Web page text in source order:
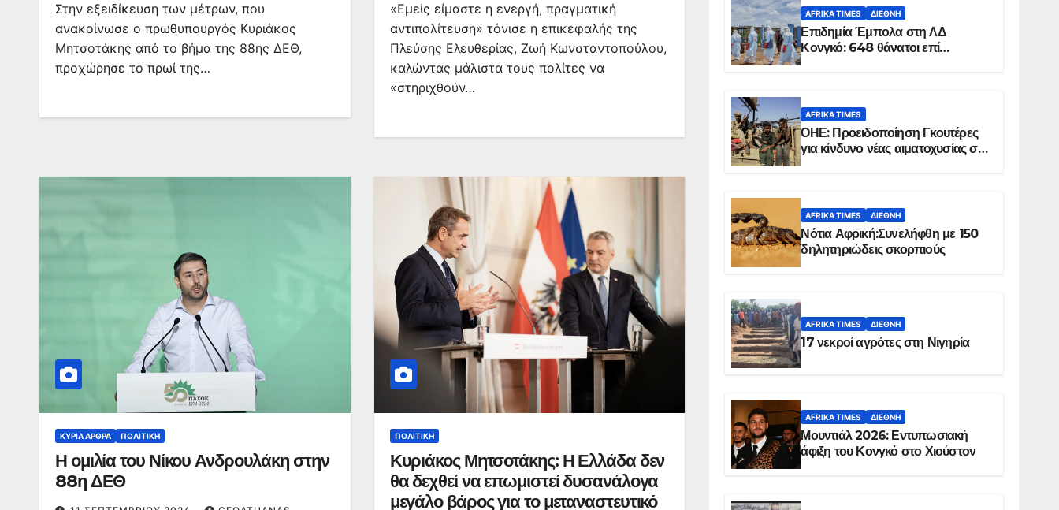
Στην εξειδίκευση των μέτρων, που
ανακοίνωσε ο πρωθυπουργός Κυριάκος
Μητσοτάκης από το βήμα της 88ης ΔΕΘ,
προχώρησε το πρωί της…
«Εμείς είμαστε η ενεργή, πραγματική
αντιπολίτευση» τόνισε η επικεφαλής της
Πλεύσης Ελευθερίας, Ζωή Κωνσταντοπούλου,
καλώντας μάλιστα τους πολίτες να
«στηριχθούν…
ΚΥΡΙΑ ΑΡΘΡΑ ΠΟΛΙΤΙΚΉ
Η ομιλία του Νίκου Ανδρουλάκη στην
88η ΔΕΘ
ΠΟΛΙΤΙΚΉ
Κυριάκος Μητσοτάκης: Η Ελλάδα δεν
θα δεχθεί να επωμιστεί δυσανάλογα
μεγάλο βάρος για το μεταναστευτικό
AFRIKA TIMES ΔΙΕΘΝΉ
Επιδημία Έμπολα στη ΛΔ
Κονγκό: 648 θάνατοι επί
AFRIKA TIMES
ΟΗΕ: Προειδοποίηση Γκουτέρες
για κίνδυνο νέας αιματοχυσίας στο
AFRIKA TIMES ΔΙΕΘΝΉ
Νότια Αφρική:Συνελήφθη με 150
δηλητηριώδεις σκορπιούς
AFRIKA TIMES ΔΙΕΘΝΉ
17 νεκροί αγρότες στη Νιγηρία
AFRIKA TIMES ΔΙΕΘΝΉ
Μουντιάλ 2026: Εντυπωσιακή
άφιξη του Κονγκό στο Χιούστον